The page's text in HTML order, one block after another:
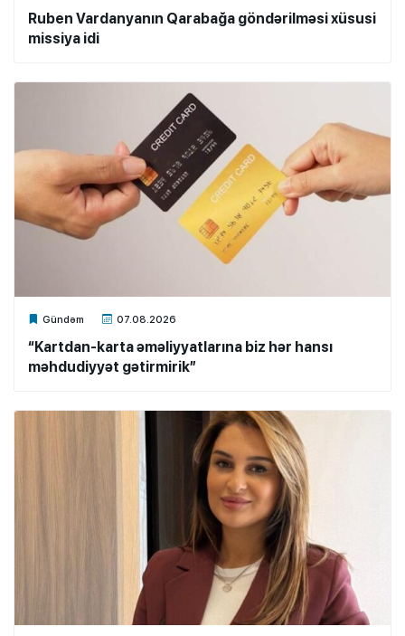
Ruben Vardanyanın Qarabağa göndərilməsi xüsusi
missiya idi
Gündəm 07.08.2026
Xalq.Online
“Kartdan-karta əməliyyatlarına biz hər hansı
məhdudiyyət gətirmirik”